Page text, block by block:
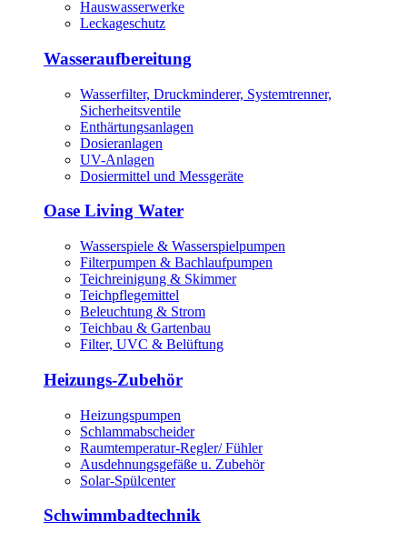
Hauswasserwerke
Leckageschutz
Wasseraufbereitung
Wasserfilter, Druckminderer, Systemtrenner,
Sicherheitsventile
Enthärtungsanlagen
Dosieranlagen
UV-Anlagen
Dosiermittel und Messgeräte
Oase Living Water
Wasserspiele & Wasserspielpumpen
Filterpumpen & Bachlaufpumpen
Teichreinigung & Skimmer
Teichpflegemittel
Beleuchtung & Strom
Teichbau & Gartenbau
Filter, UVC & Belüftung
Heizungs-Zubehör
Heizungspumpen
Schlammabscheider
Raumtemperatur-Regler/ Fühler
Ausdehnungsgefäße u. Zubehör
Solar-Spülcenter
Schwimmbadtechnik